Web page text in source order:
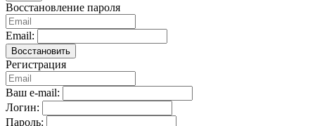
Восстановление пароля
Email:
Восстановить
Регистрация
Ваш e-mail:
Логин:
Пароль: